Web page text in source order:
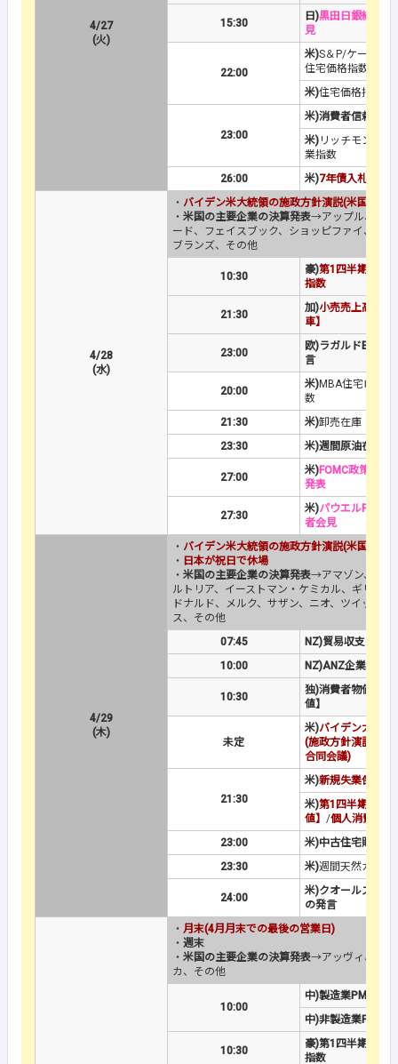
4/27
(火)
15:30
日)黒田日銀総裁の
見
22:00
米)S＆P/ケース・
住宅価格指数
米)住宅価格指数
23:00
米)消費者信頼感指
米) リッチモンド連
業指数
26:00
米)7年債入札
4/28
(水)
・ バイデン米大統領の施政方針演説(米国時
・ 米国の主要企業の決算発表→アップル、ADP
ード、フェイスブック、ショッピファイ、
ブランズ、その他
10:30
豪)第1四半期消費
指数
21:30
加)小売売上高
車】
23:00
欧)ラガルドECB総
言
20:00
米)MBA住宅ローン
数
21:30
米)卸売在庫【速報
23:30
米)週間原油在庫
27:00
米)FOMC政策金利
発表
27:30
米)パウエルFRB議
者会見
4/29
(木)
・ バイデン米大統領の施政方針演説(米国時
・ 日本が祝日で休場
・ 米国の主要企業の決算発表→アマゾン、ドミ
ルトリア、イーストマン・ケミカル、ギリア
ドナルド、メルク、サザン、ニオ、ツイッタ
ス、その他
07:45
NZ)貿易収支
10:00
NZ)ANZ企業景況感
10:30
独)消費者物価指数
値】
未定
米)バイデン大統領
(施政方針演説、上
合同会議)
21:30
米)新規失業保険申
米)第1四半期GDP
値】 /個人消費【速
23:00
米)中古住宅販売保
23:30
米)週間天然ガス貯
24:00
米)クオールズFRB
の発言
・ 月末(4月月末での最後の営業日)
・ 週末
・ 米国の主要企業の決算発表→アッヴィ、グッ
カ、その他
10:00
中)製造業PMI
中)非製造業PMI
10:30
豪)第1四半期生産
指数